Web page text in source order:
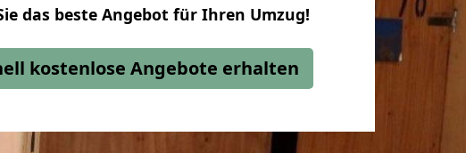
das beste Angebot für Ihren Umzug!
kostenlose Angebote erhalten